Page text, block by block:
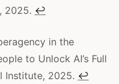
2025. ↩
in the
to Unlock AI’s Full
Institute, 2025. ↩